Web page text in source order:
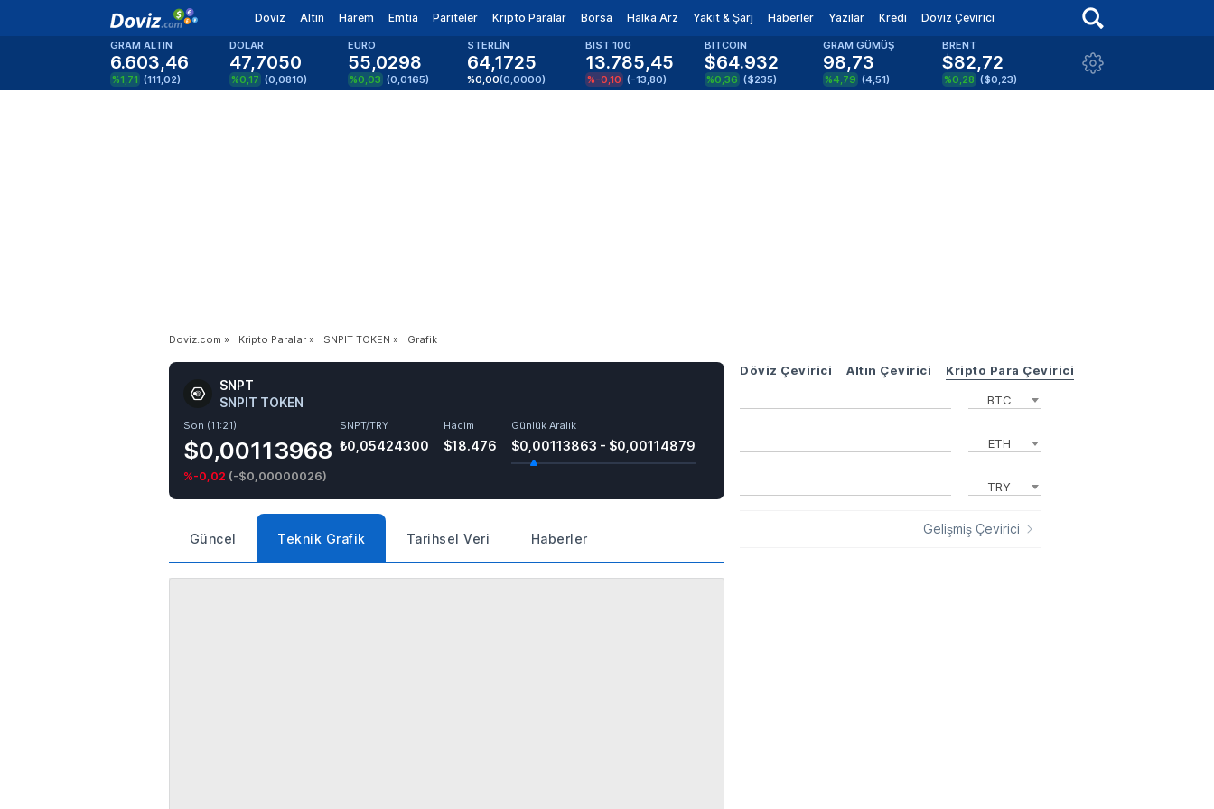
Döviz Altın Harem Emtia Pariteler Kripto Paralar Borsa Halka Arz Yakıt & Şarj Haberler Yazılar Kredi Döviz Çevirici
GRAM ALTIN
6.603,46
%1,71 (111,02)
DOLAR
47,7050
%0,17 (0,0810)
EURO
55,0298
%0,03 (0,0165)
STERLİN
64,1725
%0,00(0,0000)
BIST 100
13.785,45
%-0,10 (-13,80)
BITCOIN
$64.932
%0,36 ($235)
GRAM GÜMÜŞ
98,73
%4,79 (4,51)
BRENT
$82,72
%0,28 ($0,23)
Doviz.com » Kripto Paralar » SNPIT TOKEN » Grafik
SNPT
SNPIT TOKEN
Son (11:21)
$0,00113968
%-0,02 (-$0,00000026)
SNPT/TRY
₺0,05424300
Hacim
$18.476
Günlük Aralık
$0,00113863 - $0,00114879
Güncel Teknik Grafik Tarihsel Veri Haberler
Döviz Çevirici Altın Çevirici Kripto Para Çevirici
BTC
ETH
TRY
Gelişmiş Çevirici